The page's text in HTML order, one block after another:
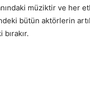
müziktir ve her
bütün aktörlerin
bırakır.